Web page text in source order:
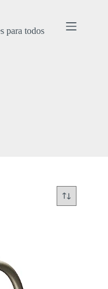
para todos